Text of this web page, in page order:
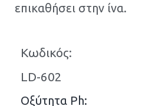
επικαθήσει στην ίνα.
Κωδικός:
LD-602
Οξύτητα Ph: